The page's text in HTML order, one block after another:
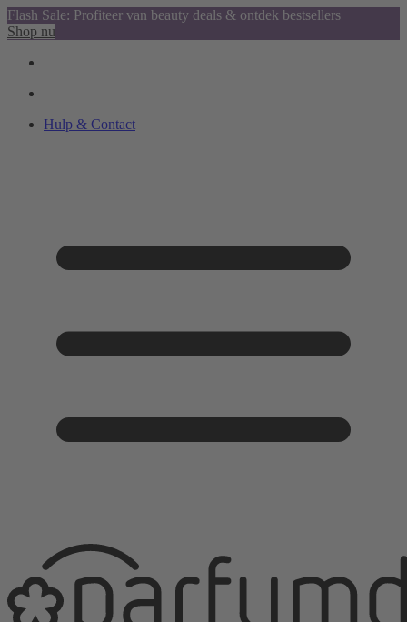
Flash Sale: Profiteer van beauty deals & ontdek bestsellers
Shop nu
Hulp & Contact